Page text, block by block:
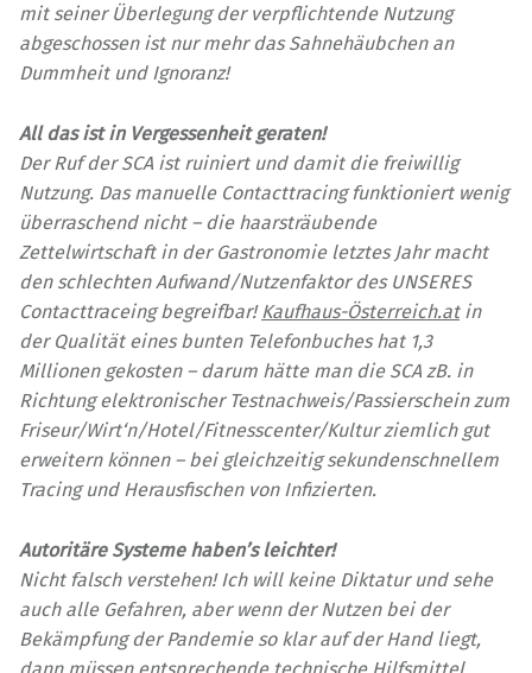
mit seiner Überlegung der verpflichtende Nutzung
abgeschossen ist nur mehr das Sahnehäubchen an
Dummheit und Ignoranz!
All das ist in Vergessenheit geraten!
Der Ruf der SCA ist ruiniert und damit die freiwillig
Nutzung. Das manuelle Contacttracing funktioniert wenig
überraschend nicht – die haarsträubende
Zettelwirtschaft in der Gastronomie letztes Jahr macht
den schlechten Aufwand/Nutzenfaktor des UNSERES
Contacttraceing begreifbar! Kaufhaus-Österreich.atin
der Qualität eines bunten Telefonbuches hat 1,3
Millionen gekosten – darum hätte man die SCA zB. in
Richtung elektronischer Testnachweis/Passierschein zum
Friseur/Wirt‘n/Hotel/Fitnesscenter/Kultur ziemlich gut
erweitern können – bei gleichzeitig sekundenschnellem
Tracing und Herausfischen von Infizierten.
Autoritäre Systeme haben’s leichter!
Nicht falsch verstehen! Ich will keine Diktatur und sehe
auch alle Gefahren, aber wenn der Nutzen bei der
Bekämpfung der Pandemie so klar auf der Hand liegt,
dann müssen entsprechende technische Hilfsmittel